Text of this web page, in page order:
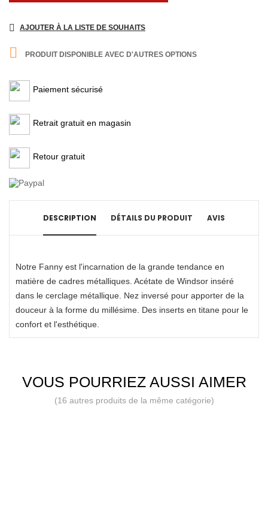
AJOUTER À LA LISTE DE SOUHAITS
 PRODUIT DISPONIBLE AVEC D'AUTRES OPTIONS
Paiement sécurisé
Retrait gratuit en magasin
Retour gratuit
DESCRIPTION DÉTAILS DU PRODUIT AVIS
Notre Fanny est l'incarnation de la grande tendance en
matière de cadres métalliques. Acétate de Windsor inséré
dans le cerclage métallique. Nez inversé pour apporter de la
douceur à la forme du millésime. Des inserts en titane pour le
confort et l'esthétique.
VOUS POURRIEZ AUSSI AIMER
(16 autres produits de la même catégorie)